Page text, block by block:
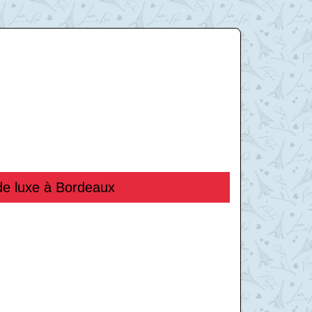
luxe à Bordeaux